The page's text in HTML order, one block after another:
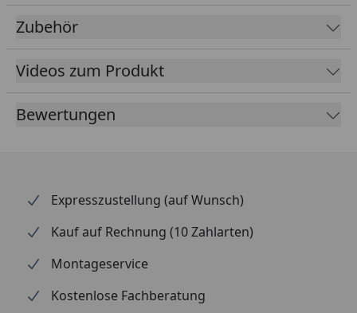
Farbe
Braun
Anthrazit
Lieferumfang
Rinnenrohre
Montageanleitung
optional erhältlich
"Zubehör")
Regensammler mit
Wasserspeier
Zubehör
Videos zum Produkt
Bewertungen
Expresszustellung (auf Wunsch)
Kauf auf Rechnung (10 Zahlarten)
Montageservice
Kostenlose Fachberatung